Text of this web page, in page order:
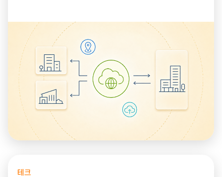
y)가 붙어있으며 이 둘 사이에 IPSec 프로토콜을 이용해
터널링을 만들어 줘 인터넷을 통해서 상호 간 통신이 가능
하게 해주는 원리입니다.
테크